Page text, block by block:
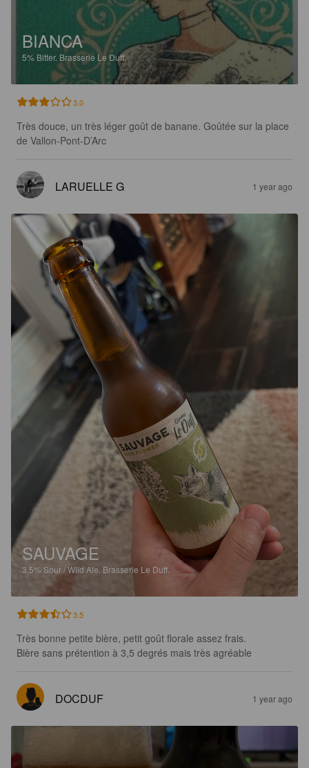
BIANCA
5% Bitter. Brasserie Le Duff.
3.0
Très douce, un très léger goût de banane. Goûtée sur la place
de Vallon-Pont-D’Arc
LARUELLE G 1 year ago
SAUVAGE
3.5% Sour / Wild Ale. Brasserie Le Duff.
3.5
Très bonne petite bière, petit goût florale assez frais.
Bière sans prétention à 3,5 degrés mais très agréable
DOCDUF 1 year ago